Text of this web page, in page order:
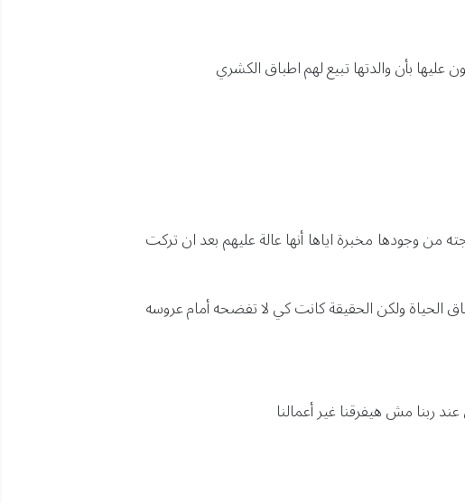
عليها بأن والدتها تبيع لهم اطباق الكشري
من وجودها مخبرة اياها أنها عالة عليهم بعد ان تركت
ولكن الحقيقة كانت كي لا تفضحه أمام عروسه
ربنا مش هيفرقنا غير أعمالنا